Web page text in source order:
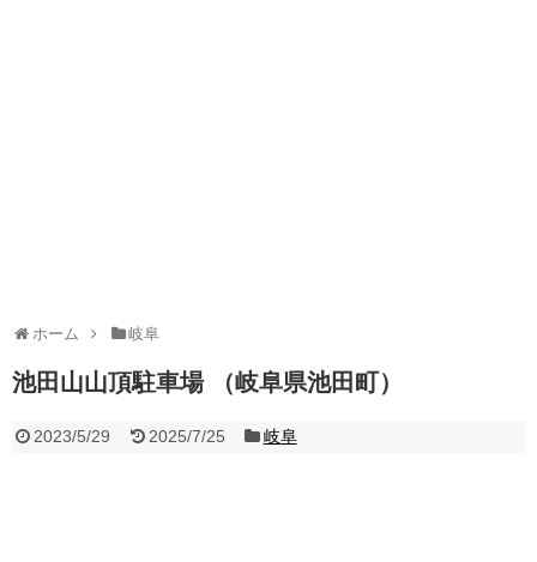
ホーム 岐阜
池田山山頂駐車場 （岐阜県池田町）
2023/5/29 2025/7/25 岐阜